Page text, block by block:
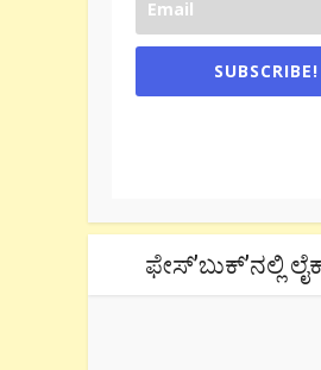
SUBSCRIBE!
ಫೇಸ್’ಬುಕ್’ನಲ್ಲಿ